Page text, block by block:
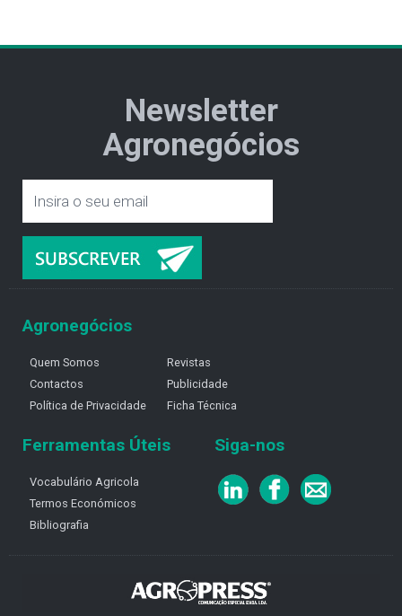
Newsletter
Agronegócios
Agronegócios
Quem Somos
Contactos
Política de Privacidade
Revistas
Publicidade
Ficha Técnica
Ferramentas Úteis
Vocabulário Agricola
Termos Económicos
Bibliografia
Siga-nos